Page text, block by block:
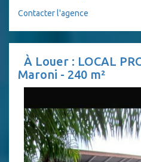
Contacter l'agence
À Louer : LOCAL
Maroni - 240 m²